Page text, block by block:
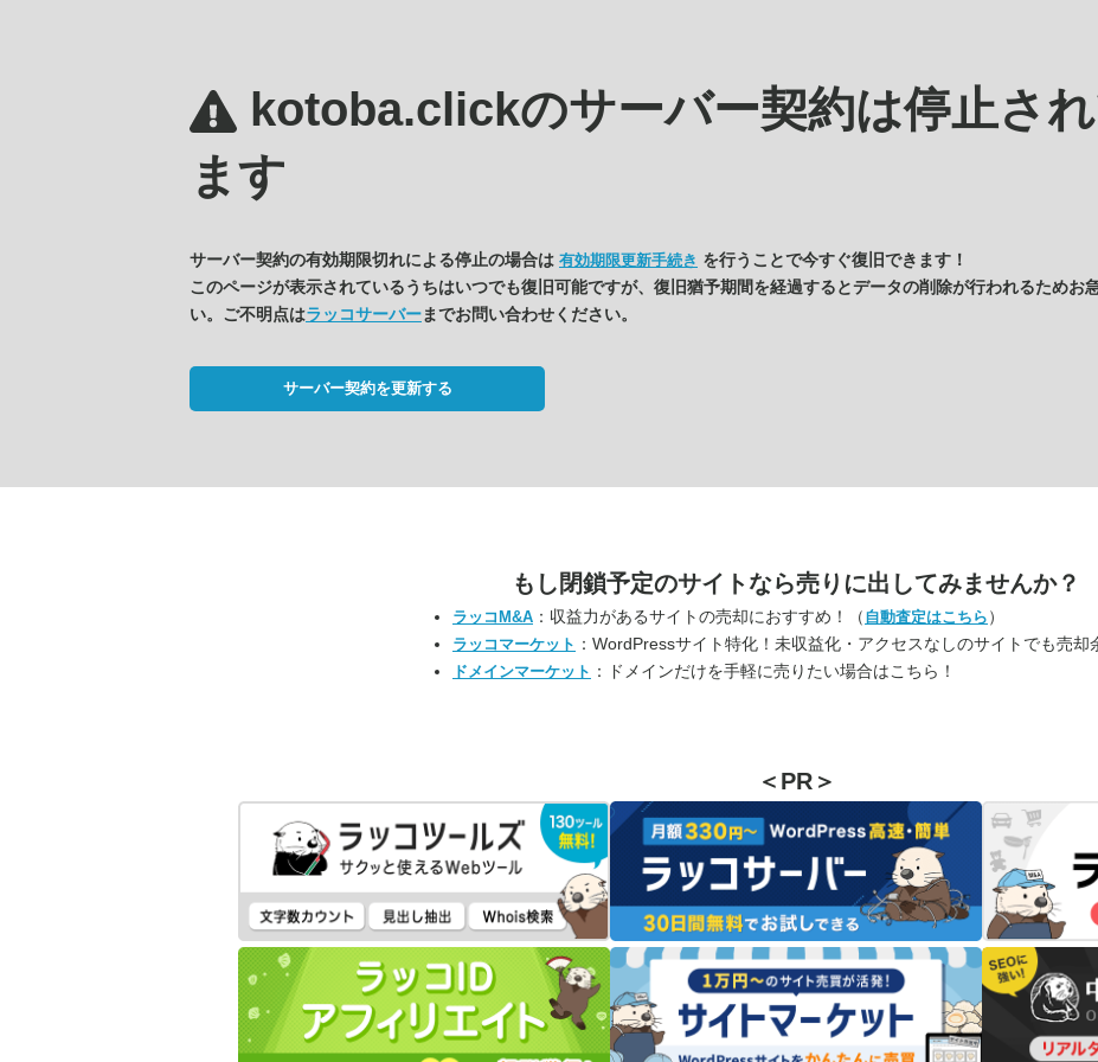
kotoba.clickのサーバー契約は停止さ
ます
サーバー契約の有効期限切れによる停止の場合は 有効期限更新手続き を行うことで今すぐ復旧できます！
このページが表示されているうちはいつでも復旧可能ですが、復旧猶予期間を経過するとデータの削除が行われるためお
い。ご不明点はラッコサーバーまでお問い合わせください。
サーバー契約を更新する
もし閉鎖予定のサイトなら売りに出してみませんか？
ラッコM&A ：収益力があるサイトの売却におすすめ！（ 自動査定はこちら ）
ラッコマーケット ：WordPressサイト特化！未収益化・アクセスなしのサイトでも売却
ドメインマーケット ：ドメインだけを手軽に売りたい場合はこちら！
＜PR＞